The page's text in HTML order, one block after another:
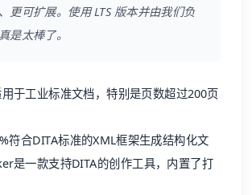
更可扩展。使用 LTS 版本并由我们负
是太棒了。
于工业标准文档，特别是页数超过200页
符合DITA标准的XML框架生成结构化文
是一款支持DITA的创作工具，内置了打